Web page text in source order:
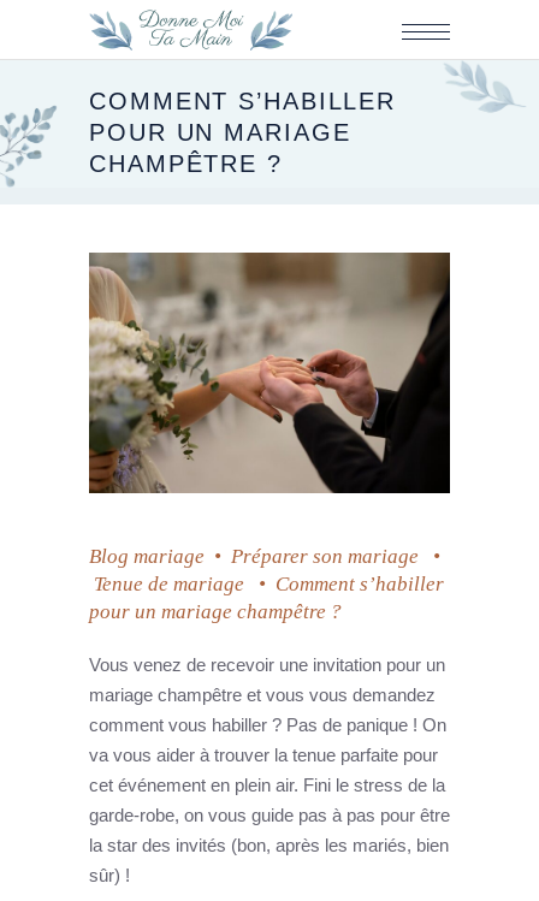
COMMENT S’HABILLER
POUR UN MARIAGE
CHAMPÊTRE ?
Blog mariage • Préparer son mariage
•
Tenue de mariage
• Comment s’habiller
pour un mariage champêtre ?
Vous venez de recevoir une invitation pour un
mariage champêtre et vous vous demandez
comment vous habiller ? Pas de panique ! On
va vous aider à trouver la tenue parfaite pour
cet événement en plein air. Fini le stress de la
garde-robe, on vous guide pas à pas pour être
la star des invités (bon, après les mariés, bien
sûr) !